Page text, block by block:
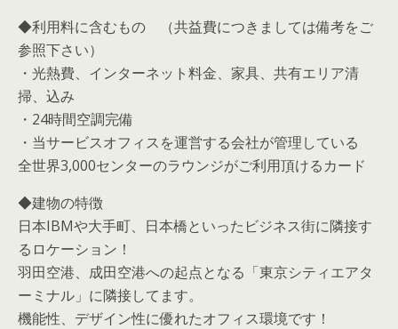
◆利用料に含むもの （共益費につきましては備考をご
参照下さい）
・光熱費、インターネット料金、家具、共有エリア清
掃、込み
・24時間空調完備
・当サービスオフィスを運営する会社が管理している
全世界3,000センターのラウンジがご利用頂けるカード
◆建物の特徴
日本IBMや大手町、日本橋といったビジネス街に隣接す
るロケーション！
羽田空港、成田空港への起点となる「東京シティエアタ
ーミナル」に隣接してます。
機能性、デザイン性に優れたオフィス環境です！